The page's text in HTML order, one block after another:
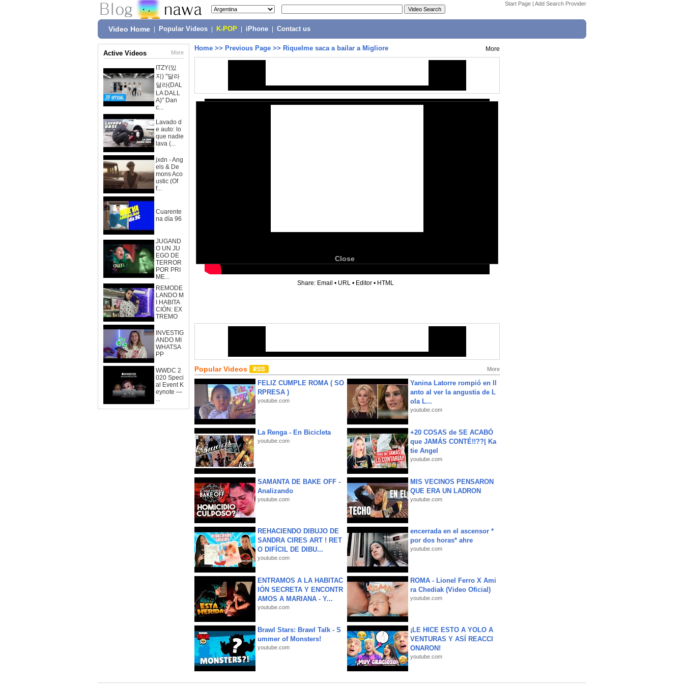
Start Page | Add Search Provider
Video Home Popular Videos K-POP iPhone Contact us
Active Videos More
ITZY(있
지) "달라
달라(DAL
LA DALL
A)" Dan
c...
Lavado d
e auto: lo
que nadie
lava (...
jxdn - Ang
els & De
mons Aco
ustic (Of
f...
Cuarente
na día 96
JUGAND
O UN JU
EGO DE
TERROR
POR PRI
ME...
REMODE
LANDO M
I HABITA
CIÓN: EX
TREMO
INVESTIG
ANDO MI
WHATSA
PP
WWDC 2
020 Speci
al Event K
eynote —
...
Home >> Previous Page >> Riquelme saca a bailar a Migliore More
Close
Share: Email • URL • Editor • HTML
Popular Videos More
FELIZ CUMPLE ROMA ( SO
RPRESA )
youtube.com
Yanina Latorre rompió en ll
anto al ver la angustia de L
ola L...
youtube.com
La Renga - En Bicicleta
youtube.com
+20 COSAS de SE ACABÓ
que JAMÁS CONTÉ!!??| Ka
tie Angel
youtube.com
SAMANTA DE BAKE OFF -
Analizando
youtube.com
MIS VECINOS PENSARON
QUE ERA UN LADRON
youtube.com
REHACIENDO DIBUJO DE
SANDRA CIRES ART ! RET
O DIFÍCIL DE DIBU...
youtube.com
encerrada en el ascensor *
por dos horas* ahre
youtube.com
ENTRAMOS A LA HABITAC
IÓN SECRETA Y ENCONTR
AMOS A MARIANA - Y...
youtube.com
ROMA - Lionel Ferro X Ami
ra Chediak (Video Oficial)
youtube.com
Brawl Stars: Brawl Talk - S
ummer of Monsters!
youtube.com
¡LE HICE ESTO A YOLO A
VENTURAS Y ASÍ REACCI
ONARON!
youtube.com